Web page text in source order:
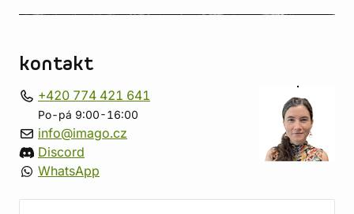
kontakt
+420 774 421 641
Po-pá 9:00-16:00
info@imago.cz
Discord
WhatsApp